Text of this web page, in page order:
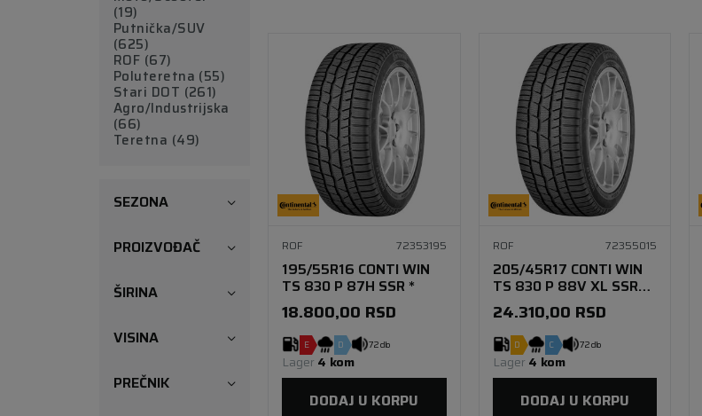
(2)
(3)
(19)
Putnička/SUV
(625)
ROF (67)
Poluteretna (55)
Stari DOT (261)
Agro/Industrijska
(66)
Teretna (49)
SEZONA
PROIZVOĐAČ
ŠIRINA
VISINA
PREČNIK
ROF 72353195
195/55R16 CONTI WIN
TS 830 P 87H SSR *
18.800,00 RSD
E D 72 db
Lager 4 kom
DODAJ U KORPU
ROF 72355015
205/45R17 CONTI WIN
TS 830 P 88V XL SSR
FR
24.310,00 RSD
D C 72 db
Lager 4 kom
DODAJ U KORPU